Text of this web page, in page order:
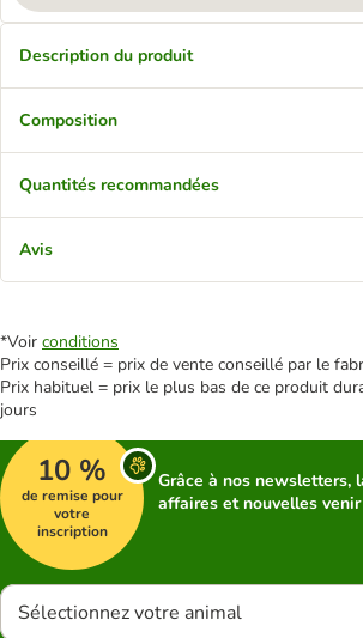
Description du produit
Composition
Quantités recommandées
Avis
*Voir conditions
Prix conseillé = prix de vente conseillé par le
Prix habituel = prix le plus bas de ce produit
jours
10 %
de remise pour
votre
inscription
Grâce à nos newsletters,
affaires et nouvelles
Sélectionnez votre animal